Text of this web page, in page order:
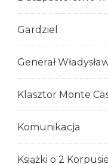
Gardziel
Generał
Klasztor Monte
Komunikacja
Książki o 2